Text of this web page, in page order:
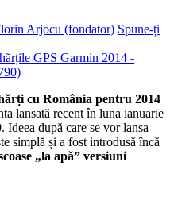
Arjocu (fondator) Spune-ți
cu România pentru 2014
lansată recent în luna ianuarie
după care se vor lansa
simplă și a fost introdusă încă
„la apă” versiuni